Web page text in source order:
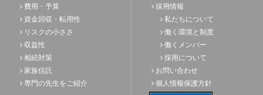
費用・予算
資金回収・転用性
リスクの小ささ
収益性
相続対策
家族信託
専門の先生をご紹介
採用情報
私たちについて
働く環境と制度
働くメンバー
採用について
お問い合わせ
個人情報保護方針